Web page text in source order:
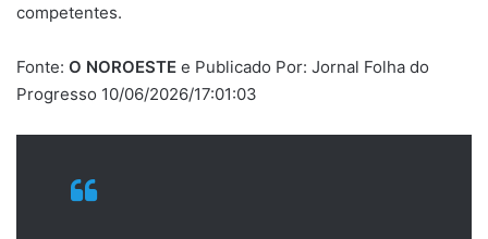
competentes.
Fonte: O NOROESTE e Publicado Por: Jornal Folha do
Progresso 10/06/2026/17:01:03